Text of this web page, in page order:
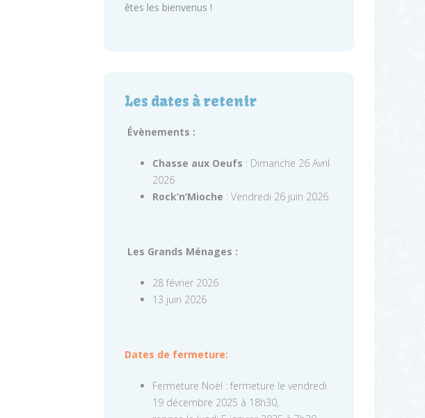
êtes les bienvenus !
Les dates à retenir
Évènements :
Chasse aux Oeufs : Dimanche 26 Avril
2026
Rock’n’Mioche : Vendredi 26 juin 2026
Les Grands Ménages :
28 février 2026
13 juin 2026
Dates de fermeture:
Fermeture Noël : fermeture le vendredi
19 décembre 2025 à 18h30,